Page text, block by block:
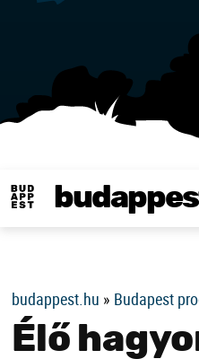
budappest.hu » Budapest
Élő